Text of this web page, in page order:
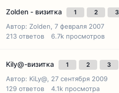
Zolden - визитка 1 2 3
Автор: Zolden, 7 февраля 2007
213 ответов 6.7k просмотров
Kily@-визитка 1 2 3
Автор: KiLy@, 27 сентября 2009
129 ответов 4.1k просмотра